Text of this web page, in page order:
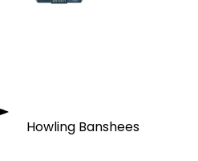
Howling Banshees